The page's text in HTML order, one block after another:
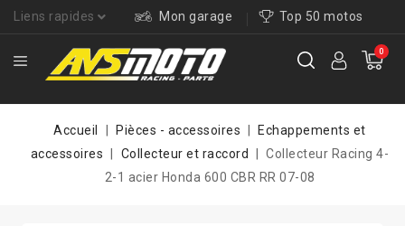
Liens rapides Mon garage Top 50 motos
0
Accueil Pièces - accessoires
Echappements et
accessoires
Collecteur et raccord
Collecteur Racing 4-
2-1 acier Honda 600 CBR RR 07-08